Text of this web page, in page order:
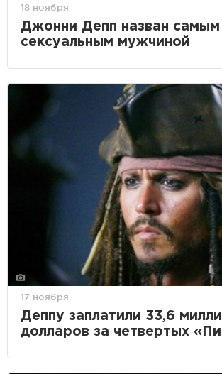
18 ноября
Джонни Депп назван самым
сексуальным мужчиной
17 ноября
Деппу заплатили 33,6
долларов за четвертых